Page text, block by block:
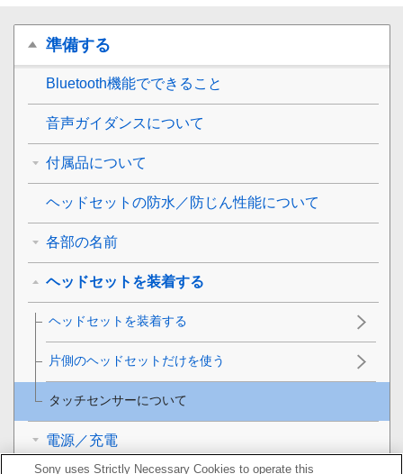
準備する
Bluetooth機能でできること
音声ガイダンスについて
付属品について
ヘッドセットの防水／防じん性能について
各部の名前
ヘッドセットを装着する
ヘッドセットを装着する
片側のヘッドセットだけを使う
タッチセンサーについて
電源／充電
Sony uses Strictly Necessary Cookies to operate this